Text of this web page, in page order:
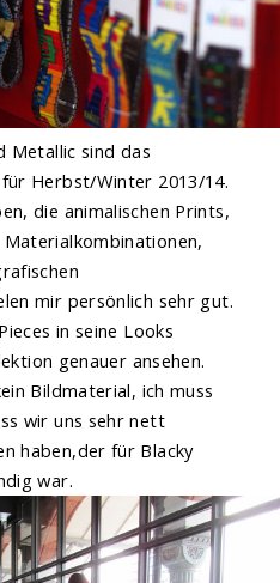
Metallic sind das
Herbst/Winter 2013/14.
die animalischen Prints,
mir persönlich sehr gut.
in seine Looks
genauer ansehen.
Bildmaterial, ich muss
wir uns sehr nett
haben,der für Blacky
war.